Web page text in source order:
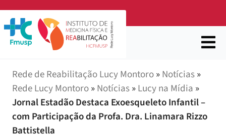
Rede de Reabilitação Lucy Montoro»Notícias»
Rede Lucy Montoro»Notícias»Lucy na Mídia »
Jornal Estadão Destaca Exoesqueleto Infantil –
com Participação da Profa. Dra. Linamara Rizzo
Battistella